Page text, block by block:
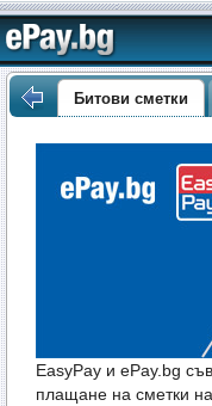
Битови сметки
EasyPay и ePay.bg
плащане на сметки